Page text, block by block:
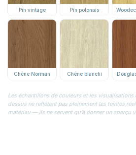
Pin vintage Pin polonais
Chêne Norman Chêne blanchi
Les échantillons de couleurs et les
dessus ne reflètent pas pleinement les teintes
matériau — ils ne servent qu’à donner un aperçu